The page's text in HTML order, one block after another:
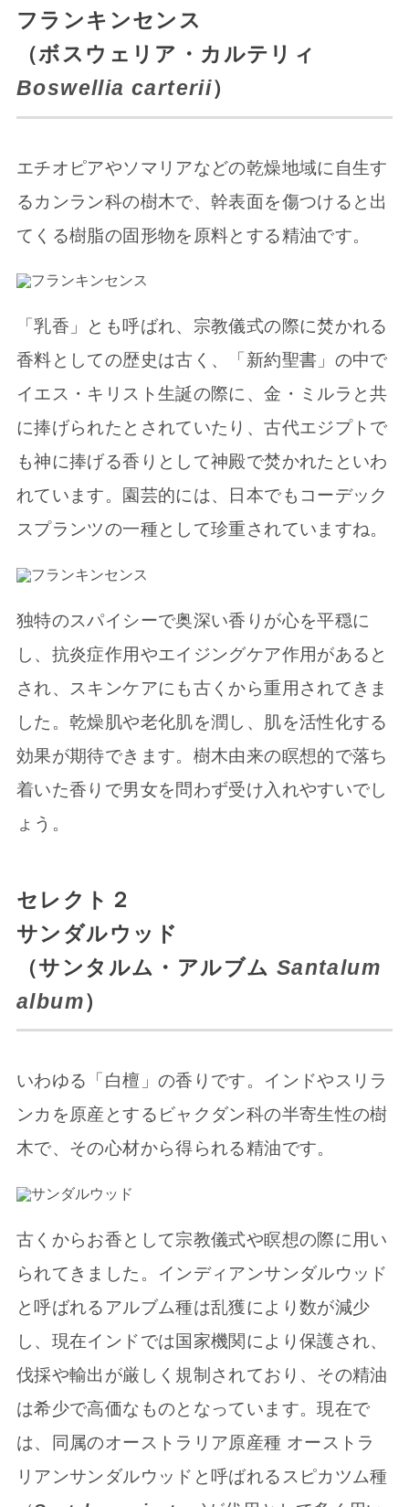
フランキンセンス
（ボスウェリア・カルテリィ
Boswellia carterii）
エチオピアやソマリアなどの乾燥地域に自生す
るカンラン科の樹木で、幹表面を傷つけると出
てくる樹脂の固形物を原料とする精油です。
「乳香」とも呼ばれ、宗教儀式の際に焚かれる
香料としての歴史は古く、「新約聖書」の中で
イエス・キリスト生誕の際に、金・ミルラと共
に捧げられたとされていたり、古代エジプトで
も神に捧げる香りとして神殿で焚かれたといわ
れています。園芸的には、日本でもコーデック
スプランツの一種として珍重されていますね。
独特のスパイシーで奥深い香りが心を平穏に
し、抗炎症作用やエイジングケア作用があると
され、スキンケアにも古くから重用されてきま
した。乾燥肌や老化肌を潤し、肌を活性化する
効果が期待できます。樹木由来の瞑想的で落ち
着いた香りで男女を問わず受け入れやすいでし
ょう。
セレクト２
サンダルウッド
（サンタルム・アルブム Santalum
album）
いわゆる「白檀」の香りです。インドやスリラ
ンカを原産とするビャクダン科の半寄生性の樹
木で、その心材から得られる精油です。
古くからお香として宗教儀式や瞑想の際に用い
られてきました。インディアンサンダルウッド
と呼ばれるアルブム種は乱獲により数が減少
し、現在インドでは国家機関により保護され、
伐採や輸出が厳しく規制されており、その精油
は希少で高価なものとなっています。現在で
は、同属のオーストラリア原産種 オーストラ
リアンサンダルウッドと呼ばれるスピカツム種